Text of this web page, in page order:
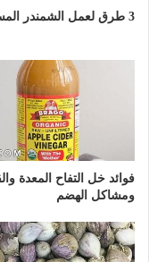
3 طرق لعمل الشمندر المسلوق
فوائد خل التفاح المعدة
ومشاكل الهضم